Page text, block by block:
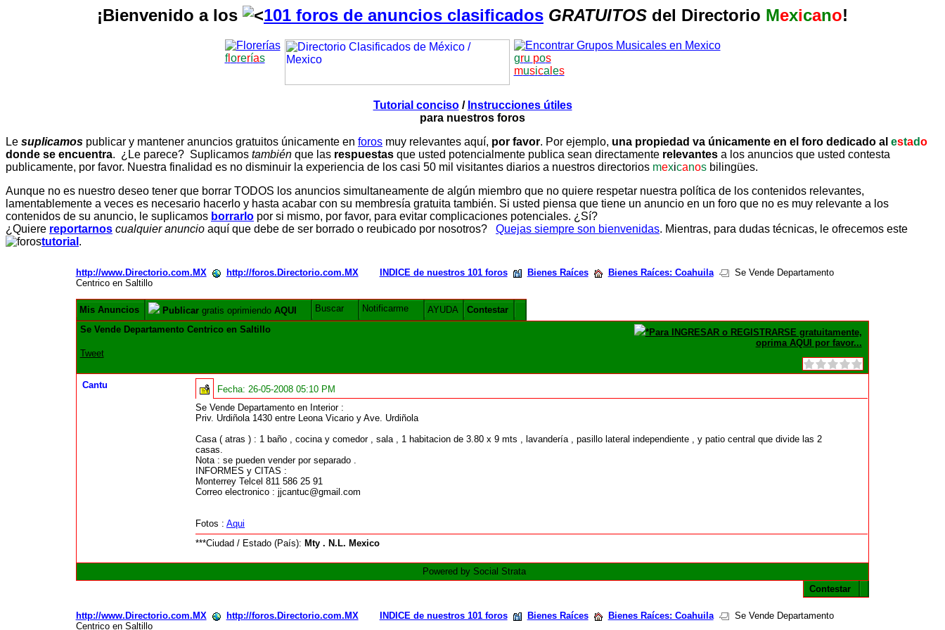
¡Bienvenido a los 101 foros de anuncios clasificados GRATUITOS del Directorio Mexicano!
florerías gru pos
musica es
Tutorial conciso/ Instrucciones útiles
para nuestros foros
Le suplicamos publicar y mantener anuncios gratuitos únicamente en foros muy relevantes aquí, por favor. Por ejemplo, una propiedad va únicamente en el foro dedicado al estado
donde se encuentra. ¿Le parece? Suplicamos también que las respuestas que usted potencialmente publica sean directamente relevantes a los anuncios que usted contesta
publicamente, por favor. Nuestra finalidad es no disminuir la experiencia de los casi 50 mil visitantes diarios a nuestros directorios mexicanos bilingües.
Aunque no es nuestro deseo tener que borrar TODOS los anuncios simultaneamente de algún miembro que no quiere respetar nuestra política de los contenidos relevantes,
lamentablemente a veces es necesario hacerlo y hasta acabar con su membresía gratuita también. Si usted piensa que tiene un anuncio en un foro que no es muy relevante a los
contenidos de su anuncio, le suplicamos borrarlo por si mismo, por favor, para evitar complicaciones potenciales. ¿Sí?
¿Quiere reportarnos cualquier anuncio aquí que debe de ser borrado o reubicado por nosotros? Quejas siempre son bienvenidas. Mientras, para dudas técnicas, le ofrecemos este
tutorial .
http://www.Directorio.com.MX http://foros.Directorio.com.MX INDICE de nuestros 101 foros Bienes Raíces Bienes Raíces: Coahuila
Se Vende Departamento
Centrico en Saltillo
Mis Anuncios Publicargratis oprimiendo AQUI Buscar Notificarme AYUDA
Contestar
Se Vende Departamento Centrico en Saltillo
Tweet
*Para INGRESAR o REGISTRARSE gratuitamente,
oprima AQUI por favor...
Cantu Fecha: 26-05-2008 05:10 PM
Se Vende Departamento en Interior :
Priv. Urdiñola 1430 entre Leona Vicario y Ave. Urdiñola
Casa ( atras ) : 1 baño , cocina y comedor , sala , 1 habitacion de 3.80 x 9 mts , lavandería , pasillo lateral independiente , y patio central que divide las 2
casas.
Nota : se pueden vender por separado .
INFORMES y CITAS :
Monterrey Telcel 811 586 25 91
Correo electronico : jjcantuc@gmail.com
Fotos : Aqui
***Ciudad / Estado (País): Mty . N.L. Mexico
Powered by Social Strata
Contestar
http://www.Directorio.com.MX http://foros.Directorio.com.MX INDICE de nuestros 101 foros Bienes Raíces Bienes Raíces: Coahuila
Se Vende Departamento
Centrico en Saltillo